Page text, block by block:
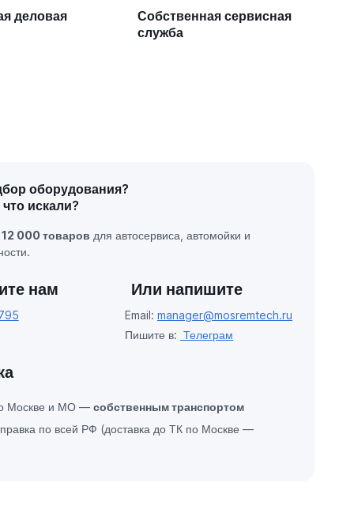
деловая
Собственная сервисная
служба
оборудования?
искали?
12 000 товаров для автосервиса, автомойки и
нам Или напишите
Email:manager@mosremtech.ru
Пишите в: Телеграм
Москве и МО — собственным транспортом
по всей РФ (доставка до ТК по Москве —